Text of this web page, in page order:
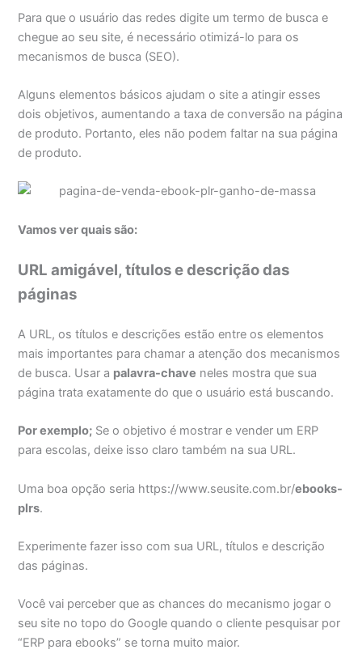
Para que o usuário das redes digite um termo de busca e
chegue ao seu site, é necessário otimizá-lo para os
mecanismos de busca (SEO).
Alguns elementos básicos ajudam o site a atingir esses
dois objetivos, aumentando a taxa de conversão na página
de produto. Portanto, eles não podem faltar na sua página
de produto.
Vamos ver quais são:
URL amigável, títulos e descrição das
páginas
A URL, os títulos e descrições estão entre os elementos
mais importantes para chamar a atenção dos mecanismos
de busca. Usar a palavra-chave neles mostra que sua
página trata exatamente do que o usuário está buscando.
Por exemplo; Se o objetivo é mostrar e vender um ERP
para escolas, deixe isso claro também na sua URL.
Uma boa opção seria https://www.seusite.com.br/ebooks-
plrs.
Experimente fazer isso com sua URL, títulos e descrição
das páginas.
Você vai perceber que as chances do mecanismo jogar o
seu site no topo do Google quando o cliente pesquisar por
“ERP para ebooks” se torna muito maior.